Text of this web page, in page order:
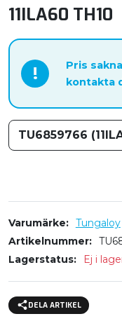
11ILA60 TH10
!
Pris
kontakta
TU6859766
Varumärke
Tungaloy
Artikelnummer
Lagerstatus
Ej i
DELA ARTIKEL